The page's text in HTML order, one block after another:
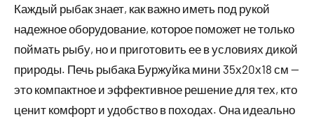
Каждый рыбак знает, как важно иметь под рукой
надежное оборудование, которое поможет не только
поймать рыбу, но и приготовить ее в условиях дикой
природы. Печь рыбака Буржуйка мини 35х20х18 см —
это компактное и эффективное решение для тех, кто
ценит комфорт и удобство в походах. Она идеально